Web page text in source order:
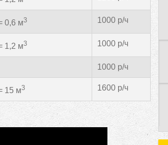
0,6 м3 1000 р/ч
1,2 м3 1000 р/ч
1000 р/ч
15 м3 1600 р/ч